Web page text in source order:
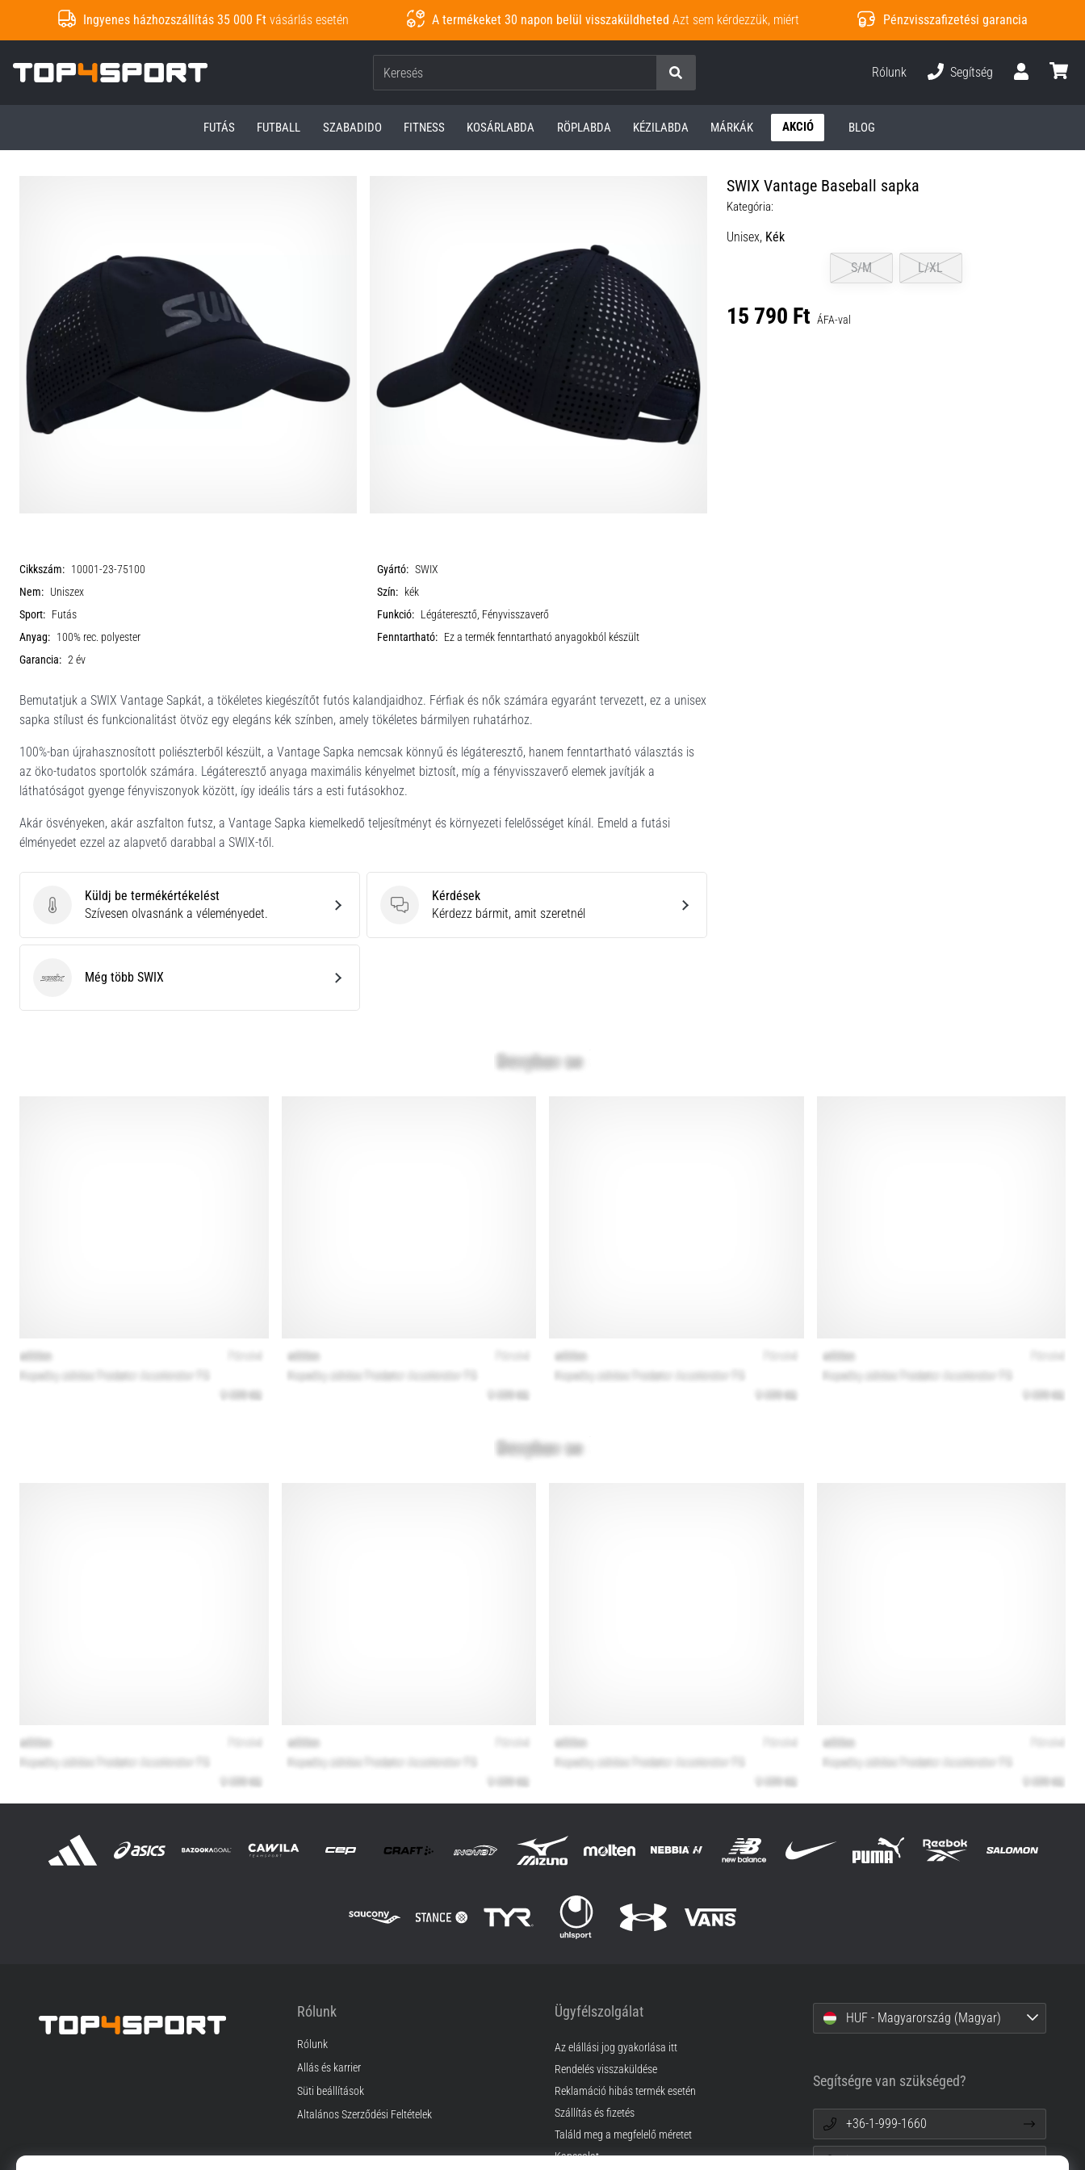
Ingyenes házhozszállítás 35 000 Ft vásárlás esetén A termékeket 30 napon belül visszaküldheted Azt sem kérdezzük, miért Pénzvisszafizetési garancia
Top4Sport.hu
Keresés
Rólunk
Segítség
FUTÁS FUTBALL SZABADIDO FITNESS KOSÁRLABDA RÖPLABDA KÉZILABDA MÁRKÁK AKCIÓ BLOG
SWIX Vantage Baseball sapka
Kategória:
Unisex, Kék
S/M
L/XL
15 790 Ft ÁFA-val
Cikkszám: 10001-23-75100 Gyártó: SWIX
Nem: Uniszex Szín: kék
Sport: Futás Funkció: Légáteresztő, Fényvisszaverő
Anyag: 100% rec. polyester Fenntartható: Ez a termék fenntartható anyagokból készült
Garancia: 2 év
Bemutatjuk a SWIX Vantage Sapkát, a tökéletes kiegészítőt futós kalandjaidhoz. Férfiak és nők számára egyaránt tervezett, ez a unisex
sapka stílust és funkcionalitást ötvöz egy elegáns kék színben, amely tökéletes bármilyen ruhatárhoz.
100%-ban újrahasznosított poliészterből készült, a Vantage Sapka nemcsak könnyű és légáteresztő, hanem fenntartható választás is
az öko-tudatos sportolók számára. Légáteresztő anyaga maximális kényelmet biztosít, míg a fényvisszaverő elemek javítják a
láthatóságot gyenge fényviszonyok között, így ideális társ a esti futásokhoz.
Akár ösvényeken, akár aszfalton futsz, a Vantage Sapka kiemelkedő teljesítményt és környezeti felelősséget kínál. Emeld a futási
élményedet ezzel az alapvető darabbal a SWIX-től.
Küldj be termékértékelést
Küldj be termékértékelést
Szívesen olvasnánk a véleményedet.
Kérdések
Kérdések
Kérdezz bármit, amit szeretnél
SWIX Még több SWIX
Rólunk
Rólunk
Állás és karrier
Süti beállítások
Általános Szerződési Feltételek
Ügyfélszolgálat
Az elállási jog gyakorlása itt
Rendelés visszaküldése
Reklamáció hibás termék esetén
Szállítás és fizetés
Találd meg a megfelelő méretet
Kapcsolat
HUF - Magyarország (Magyar)
Segítségre van szükséged?
+36-1-999-1660
info@top4sport.hu